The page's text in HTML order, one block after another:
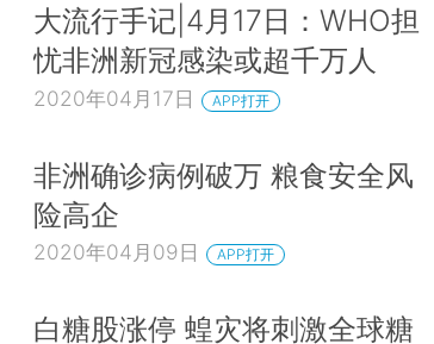
大流行手记|4月17日：WHO担
忧非洲新冠感染或超千万人
2020年04月17日 APP打开
非洲确诊病例破万 粮食安全风
险高企
2020年04月09日 APP打开
白糖股涨停 蝗灾将刺激全球糖